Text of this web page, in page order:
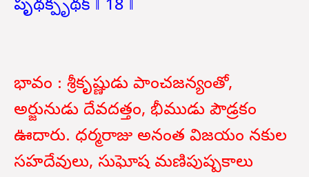
పృథక్పృథక్ ‖ 18 ‖
భావం : శ్రీకృష్ణుడు పాంచజన్యంతో,
అర్జునుడు దేవదత్తం, భీముడు పౌడ్రకం
ఊదారు. ధర్మరాజు అనంత విజయం నకుల
సహదేవులు, సుఘోష మణిపుష్పకాలు